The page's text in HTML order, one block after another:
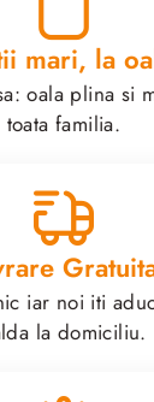
mari, la
oala plina si
toata familia.
iar noi iti
la domiciliu.